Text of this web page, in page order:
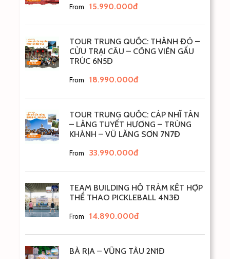
From 15.990.000đ
TOUR TRUNG QUỐC: THÀNH ĐÔ –
CỬU TRẠI CÂU – CÔNG VIÊN GẤU
TRÚC 6N5Đ
From 18.990.000đ
TOUR TRUNG QUỐC: CÁP NHĨ TÂN
– LÀNG TUYẾT HƯƠNG – TRÙNG
KHÁNH – VŨ LĂNG SƠN 7N7Đ
From 33.990.000đ
TEAM BUILDING HỒ TRÀM KẾT HỢP
THỂ THAO PICKLEBALL 4N3Đ
From 14.890.000đ
BÀ RỊA – VŨNG TÀU 2N1Đ
Đảo Coral:quý khách tự túc tắm biển và tự do
tham gia các trò chơi trên biển như: nhảy dù, lái
mô tô nước, trượt ván…Đặc sắc nhất là chương
trình lặn biển ngắm san hô
hành trình tham quan khám phá thành phố không ngủ
Pattaya.